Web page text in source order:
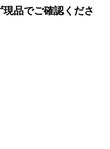
品でご確認くださ